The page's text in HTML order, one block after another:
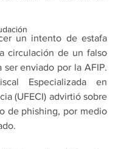
un intento de estafa
circulación de un falso
ser enviado por la AFIP.
Especializada en
(UFECI) advirtió sobre
de phishing, por medio